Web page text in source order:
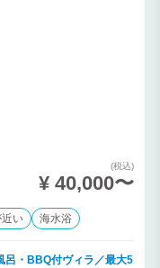
(税込)
¥ 40,000〜
い 海水浴
呂・BBQ付ヴィラ／最大5